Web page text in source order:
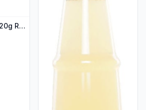
Jordbærsyltetøy 420g Røyse